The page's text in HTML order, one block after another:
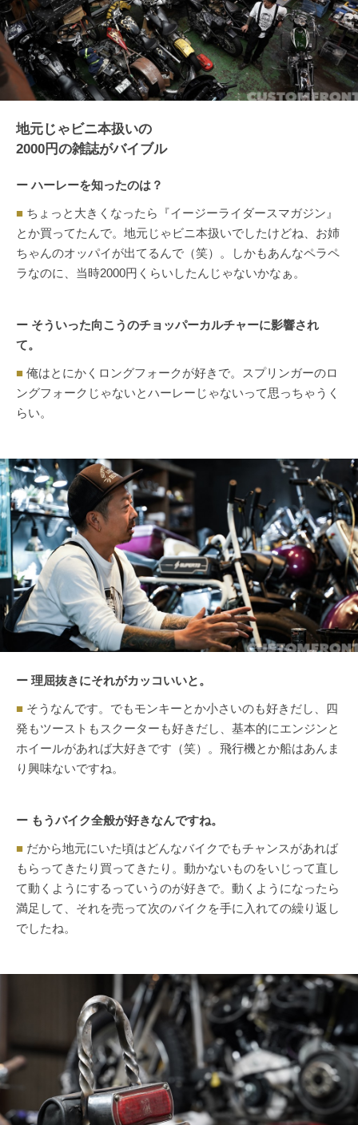
地元じゃビニ本扱いの
2000円の雑誌がバイブル
ー ハーレーを知ったのは？
■ ちょっと大きくなったら『イージーライダースマガジン』
とか買ってたんで。地元じゃビニ本扱いでしたけどね、お姉
ちゃんのオッパイが出てるんで（笑）。しかもあんなペラペ
ラなのに、当時2000円くらいしたんじゃないかなぁ。
ー そういった向こうのチョッパーカルチャーに影響され
て。
■ 俺はとにかくロングフォークが好きで。スプリンガーのロ
ングフォークじゃないとハーレーじゃないって思っちゃうく
らい。
ー 理屈抜きにそれがカッコいいと。
■ そうなんです。でもモンキーとか小さいのも好きだし、四
発もツーストもスクーターも好きだし、基本的にエンジンと
ホイールがあれば大好きです（笑）。飛行機とか船はあんま
り興味ないですね。
ー もうバイク全般が好きなんですね。
■ だから地元にいた頃はどんなバイクでもチャンスがあれば
もらってきたり買ってきたり。動かないものをいじって直し
て動くようにするっていうのが好きで。動くようになったら
満足して、それを売って次のバイクを手に入れての繰り返し
でしたね。